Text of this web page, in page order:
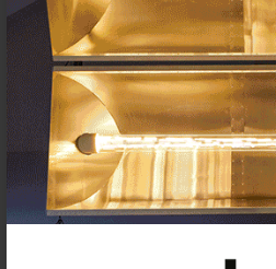
A*DESK. Critical Thinking
Montse Badia
María Muñoz
Autor de texto crítico
A*DESK. Critical Thinking
Montse Badia
María Muñoz